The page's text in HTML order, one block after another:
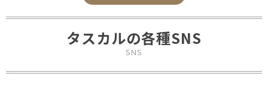
タスカルの各種SNS
SNS